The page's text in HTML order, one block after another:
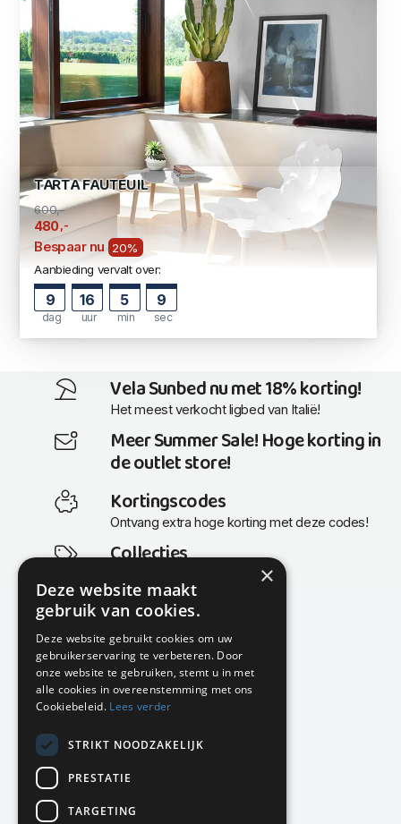
TARTA FAUTEUIL
600,-
480 ,-
Bespaar nu
20%
Aanbieding vervalt over:
9
dag
16
uur
5
min
8
sec
Vela Sunbed nu met 18% korting!
Het meest verkocht ligbed van Italië!
Meer Summer Sale! Hoge korting in
de outlet store!
Kortingscodes
Ontvang extra hoge korting met deze codes!
Collecties
Actuele en populaire collecties
KMP Kantoormeubilair
Airport Business Park
Frankfurtstraat 29-31
1175 RH Lijnden
020-617 01 26
info@kmpkantoormeubilair.nl
Facebook
×
Deze website maakt
gebruik van cookies.
Deze website gebruikt cookies om uw
gebruikerservaring te verbeteren. Door
onze website te gebruiken, stemt u in met
alle cookies in overeenstemming met ons
Cookiebeleid. Lees verder
STRIKT NOODZAKELIJK
PRESTATIE
TARGETING